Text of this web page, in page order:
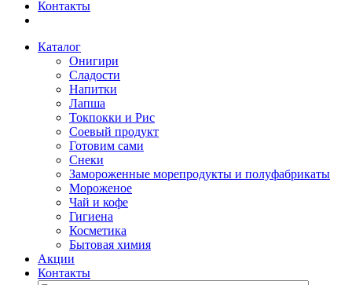
Контакты
Каталог
Онигири
Сладости
Напитки
Лапша
Токпокки и Рис
Соевый продукт
Готовим сами
Снеки
Замороженные морепродукты и полуфабрикаты
Мороженое
Чай и кофе
Гигиена
Косметика
Бытовая химия
Акции
Контакты